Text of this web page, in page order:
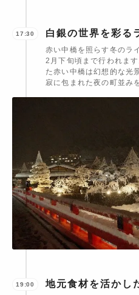
17:30 白銀の世界を彩る
赤い中橋を照らす冬のラ
2月下旬頃まで行われま
た赤い中橋は幻想的な光
寂に包まれた夜の町並み
19:00 地元食材を活かし